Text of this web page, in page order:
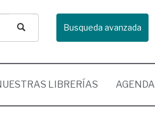
Busqueda avanzada
LIBRERÍAS AGENDA